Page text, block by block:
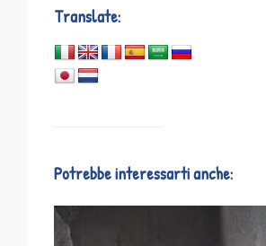
Translate:
Potrebbe interessarti anche: